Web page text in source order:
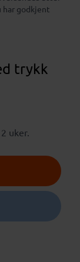
godkjent
trykk
uker.